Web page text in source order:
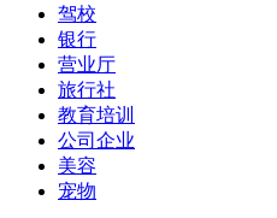
驾校
银行
营业厅
旅行社
教育培训
公司企业
美容
宠物